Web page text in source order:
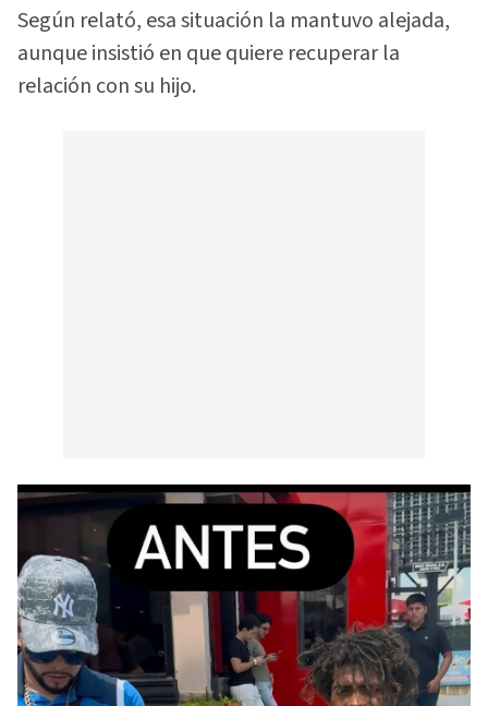
Según relató, esa situación la mantuvo alejada,
aunque insistió en que quiere recuperar la
relación con su hijo.